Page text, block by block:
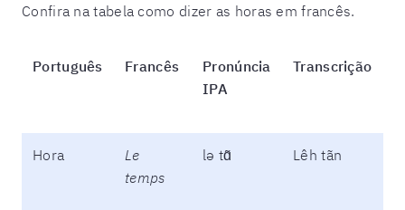
Confira na tabela como dizer as horas em francês.
Português Francês
Pronúncia
IPA
Transcrição
Hora
Le
temps
lə tɑ̃ Lêh tãn